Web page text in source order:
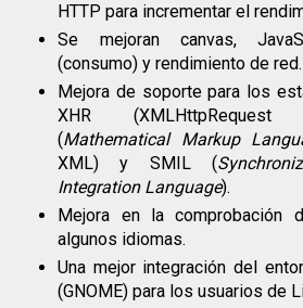
HTTP para incrementar el
Se mejoran canvas,
(consumo) y rendimiento de red.
Mejora de soporte para los
XHR
(Mathematical Markup
XML) y SMIL(
Integration Language).
Mejora en la comprobación
algunos idiomas.
Una mejor integración del
(GNOME) para los usuarios de